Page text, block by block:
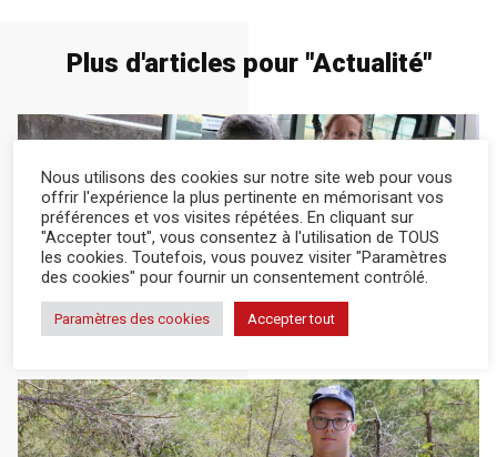
Plus d'articles pour "Actualité"
actualité 6 Août 2026
Un élan de solidarité important
Nous utilisons des cookies sur notre site web pour vous
offrir l'expérience la plus pertinente en mémorisant vos
préférences et vos visites répétées. En cliquant sur
"Accepter tout", vous consentez à l'utilisation de TOUS
les cookies. Toutefois, vous pouvez visiter "Paramètres
des cookies" pour fournir un consentement contrôlé.
Paramètres des cookies Accepter tout